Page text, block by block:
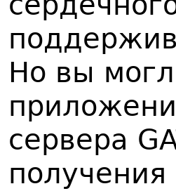
Но вы
сервера